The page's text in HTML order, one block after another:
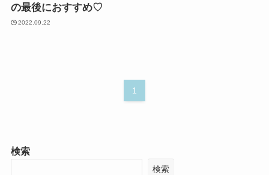
の最後におすすめ♡
2022.09.22
1
検索
検索